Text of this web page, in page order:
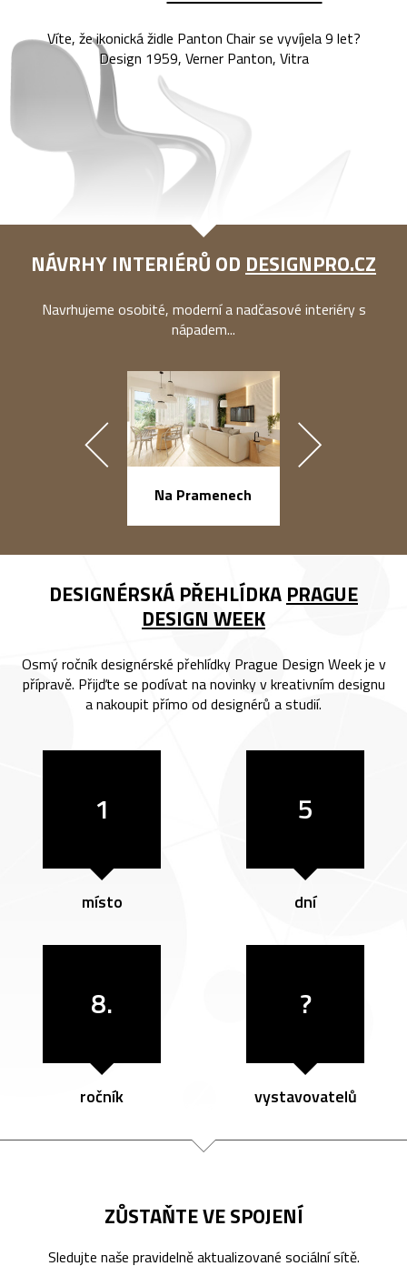
Víte, že ikonická židle Panton Chair se vyvíjela 9 let?
Design 1959, Verner Panton, Vitra
NÁVRHY INTERIÉRŮ OD DESIGNPRO.CZ
Navrhujeme osobité, moderní a nadčasové interiéry s
nápadem...
Na Pramenech
DESIGNÉRSKÁ PŘEHLÍDKA PRAGUE
DESIGN WEEK
Osmý ročník designérské přehlídky Prague Design Week je v
přípravě. Přijďte se podívat na novinky v kreativním designu
a nakoupit přímo od designérů a studií.
1
místo
5
dní
8.
ročník
?
vystavovatelů
ZŮSTAŇTE VE SPOJENÍ
Sledujte naše pravidelně aktualizované sociální sítě.